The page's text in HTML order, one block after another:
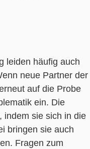
leiden häufig auch
neue Partner der
auf die Probe
ein. Die
indem sie sich in die
bringen sie auch
Fragen zum